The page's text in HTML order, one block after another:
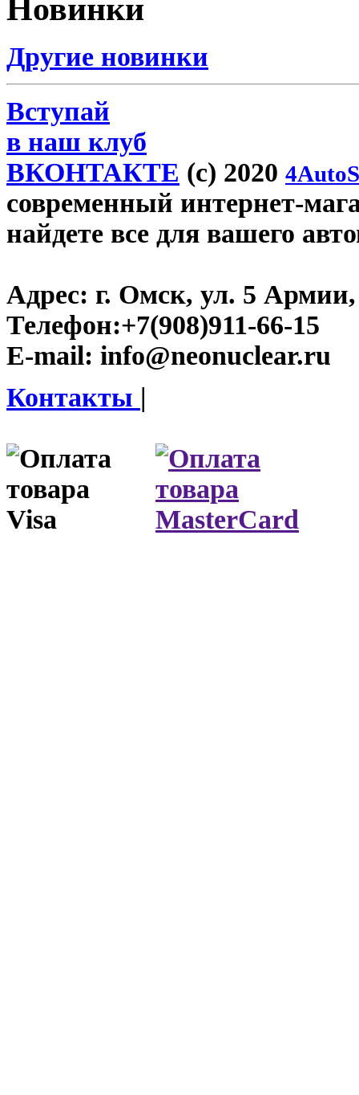
Новинки
Другие новинки
Вступай
в наш клуб
ВКОНТАКТЕ (c) 2020
современный интернет-
найдете все для вашего
Адрес: г. Омск, ул. 5 Армии,
Телефон:+7(908)911-66-15
E-mail: info@neonuclear.ru
Контакты |